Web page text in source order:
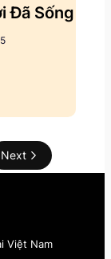
Đã Sống
Next
Việt Nam